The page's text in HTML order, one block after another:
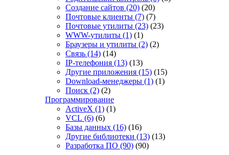
Создание сайтов (20) (20)
Почтовые клиенты (7) (7)
Почтовые утилиты (23) (23)
WWW-утилиты (1) (1)
Браузеры и утилиты (2) (2)
Связь (14) (14)
IP-телефония (13) (13)
Другие приложения (15) (15)
Download-менеджеры (1) (1)
Поиск (2) (2)
Программирование
ActiveX (1) (1)
VCL (6) (6)
Базы данных (16) (16)
Другие библиотеки (13) (13)
Разработка ПО (90) (90)